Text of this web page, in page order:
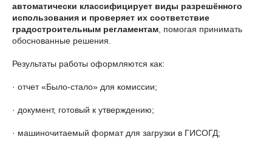
автоматически классифицирует виды разрешённого
использования и проверяет их соответствие
градостроительным регламентам , помогая принимать
обоснованные решения.
Результаты работы оформляются как:
· отчет «Было-стало» для комиссии;
· документ, готовый к утверждению;
· машиночитаемый формат для загрузки в ГИСОГД;